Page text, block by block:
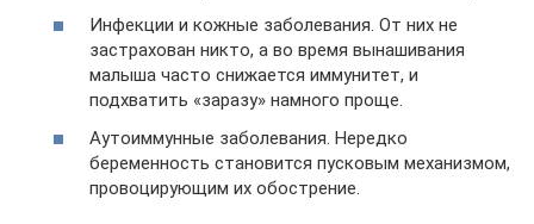
Инфекции и кожные заболевания. От них не
застрахован никто, а во время вынашивания
малыша часто снижается иммунитет, и
подхватить «заразу» намного проще.
Аутоиммунные заболевания. Нередко
беременность становится пусковым механизмом,
провоцирующим их обострение.